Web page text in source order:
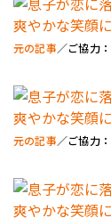
元の記事／ご協力：
元の記事／ご協力：